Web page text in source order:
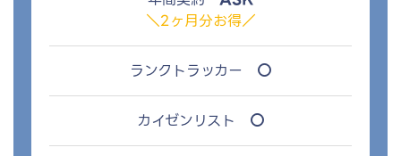
＼2ヶ月分お得／
ランクトラッカー ○
カイゼンリスト ○